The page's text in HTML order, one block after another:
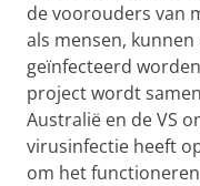
de voorouders van
als mensen,
geïnfecteerd
project wordt
Australië en de VS
virusinfectie heeft
om het